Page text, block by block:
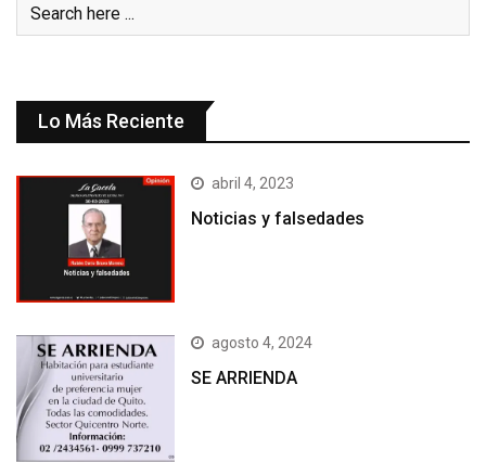
Lo Más Reciente
abril 4, 2023
Noticias y falsedades
agosto 4, 2024
SE ARRIENDA